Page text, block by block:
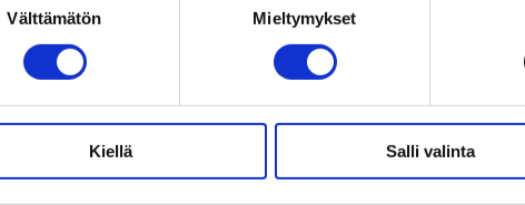
Välttämätön Mieltymykset
Kiellä Salli valinta
Kapua 2026 Pohjois-Makedonia -tiimiin!
-ryhmän ja kerätä vapaaehtoisena omalla tyylilläsi varoja
hankkeeseen ja varoilla tehtävään työhön